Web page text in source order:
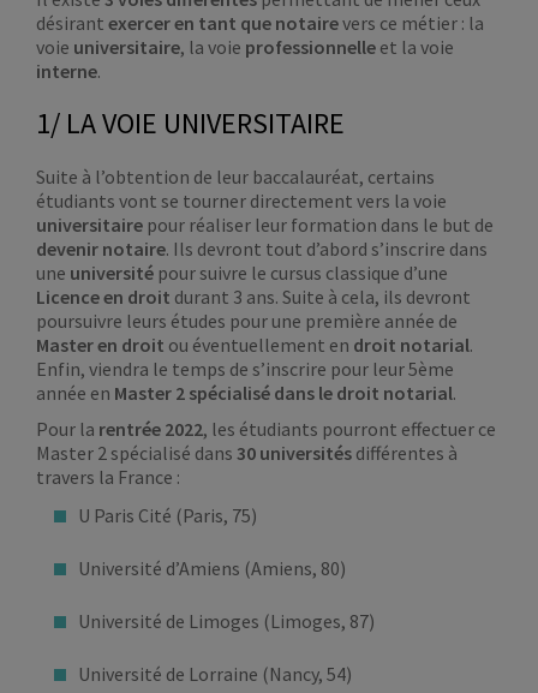
désirant exercer en tant que notairevers ce métier : la
voie universitaire, la voie professionnelle et la voie
interne.
1/ LA VOIE UNIVERSITAIRE
Suite à l’obtention de leur baccalauréat, certains
étudiants vont se tourner directement vers la voie
universitaire pour réaliser leur formation dans le but de
devenir notaire. Ils devront tout d’abord s’inscrire dans
une université pour suivre le cursus classique d’une
Licence en droit durant 3 ans. Suite à cela, ils devront
poursuivre leurs études pour une première année de
Master en droit ou éventuellement en droit notarial.
Enfin, viendra le temps de s’inscrire pour leur 5ème
année en Master 2 spécialisé dans le droit notarial.
Pour la rentrée 2022, les étudiants pourront effectuer ce
Master 2 spécialisé dans 30 universités différentes à
travers la France :
U Paris Cité (Paris, 75)
Université d’Amiens (Amiens, 80)
Université de Limoges (Limoges, 87)
Université de Lorraine (Nancy, 54)